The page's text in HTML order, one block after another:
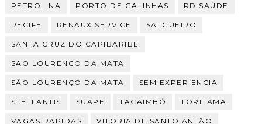
PETROLINA PORTO DE GALINHAS RD SAÚDE
RECIFE RENAUX SERVICE SALGUEIRO
SANTA CRUZ DO CAPIBARIBE
SAO LOURENCO DA MATA
SÃO LOURENÇO DA MATA SEM EXPERIENCIA
STELLANTIS SUAPE TACAIMBÓ TORITAMA
VAGAS RAPIDAS VITÓRIA DE SANTO ANTÃO